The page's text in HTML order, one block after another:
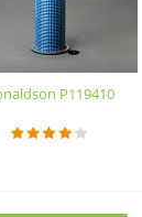
P119410